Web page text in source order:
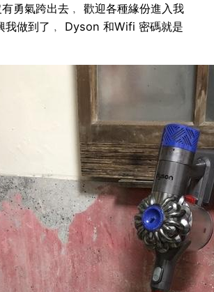
勇氣跨出去﹐ 歡迎各種緣份進入我
我做到了﹐ Dyson 和Wifi 密碼就是